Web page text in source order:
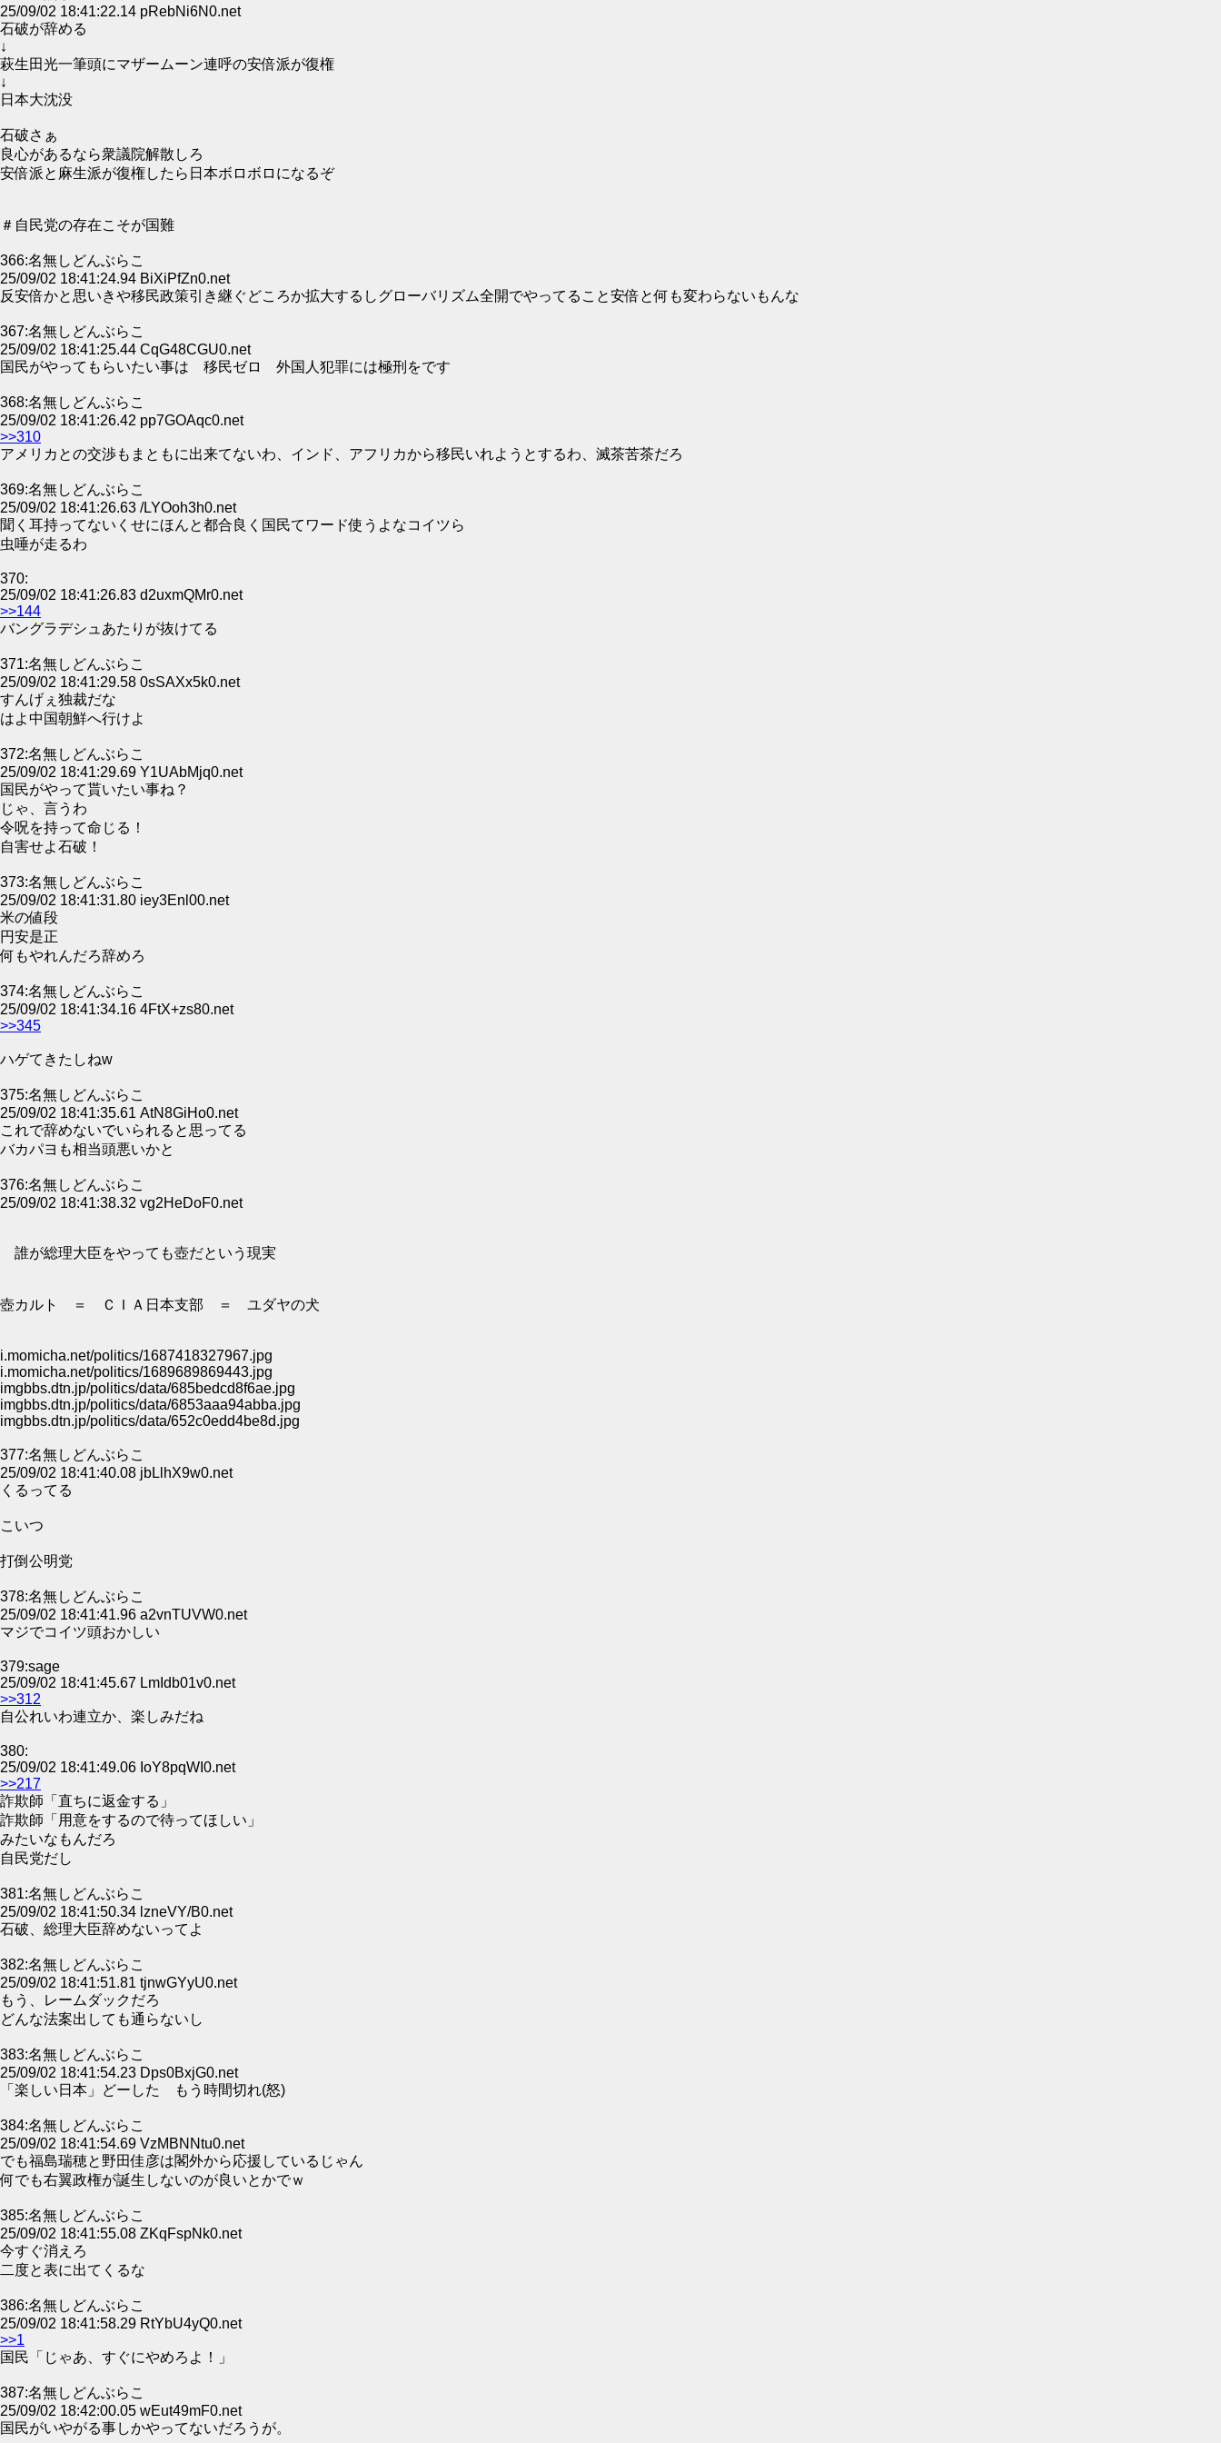
25/09/02 18:41:22.14 pRebNi6N0.net
石破が辞める
↓
萩生田光一筆頭にマザームーン連呼の安倍派が復権
↓
日本大沈没
石破さぁ
良心があるなら衆議院解散しろ
安倍派と麻生派が復権したら日本ボロボロになるぞ
＃自民党の存在こそが国難
366:名無しどんぶらこ
25/09/02 18:41:24.94 BiXiPfZn0.net
反安倍かと思いきや移民政策引き継ぐどころか拡大するしグローバリズム全開でやってること安倍と何も変わらないもんな
367:名無しどんぶらこ
25/09/02 18:41:25.44 CqG48CGU0.net
国民がやってもらいたい事は 移民ゼロ 外国人犯罪には極刑をです
368:名無しどんぶらこ
25/09/02 18:41:26.42 pp7GOAqc0.net
>>310
アメリカとの交渉もまともに出来てないわ、インド、アフリカから移民いれようとするわ、滅茶苦茶だろ
369:名無しどんぶらこ
25/09/02 18:41:26.63 /LYOoh3h0.net
聞く耳持ってないくせにほんと都合良く国民てワード使うよなコイツら
虫唾が走るわ
370:
25/09/02 18:41:26.83 d2uxmQMr0.net
>>144
バングラデシュあたりが抜けてる
371:名無しどんぶらこ
25/09/02 18:41:29.58 0sSAXx5k0.net
すんげぇ独裁だな
はよ中国朝鮮へ行けよ
372:名無しどんぶらこ
25/09/02 18:41:29.69 Y1UAbMjq0.net
国民がやって貰いたい事ね？
じゃ、言うわ
令呪を持って命じる！
自害せよ石破！
373:名無しどんぶらこ
25/09/02 18:41:31.80 iey3Enl00.net
米の値段
円安是正
何もやれんだろ辞めろ
374:名無しどんぶらこ
25/09/02 18:41:34.16 4FtX+zs80.net
>>345
ハゲてきたしねw
375:名無しどんぶらこ
25/09/02 18:41:35.61 AtN8GiHo0.net
これで辞めないでいられると思ってる
バカパヨも相当頭悪いかと
376:名無しどんぶらこ
25/09/02 18:41:38.32 vg2HeDoF0.net
誰が総理大臣をやっても壺だという現実
壺カルト ＝ ＣＩＡ日本支部 ＝ ユダヤの犬
i.momicha.net/politics/1687418327967.jpg
i.momicha.net/politics/1689689869443.jpg
imgbbs.dtn.jp/politics/data/685bedcd8f6ae.jpg
imgbbs.dtn.jp/politics/data/6853aaa94abba.jpg
imgbbs.dtn.jp/politics/data/652c0edd4be8d.jpg
377:名無しどんぶらこ
25/09/02 18:41:40.08 jbLlhX9w0.net
くるってる
こいつ
打倒公明党
378:名無しどんぶらこ
25/09/02 18:41:41.96 a2vnTUVW0.net
マジでコイツ頭おかしい
379:sage
25/09/02 18:41:45.67 LmIdb01v0.net
>>312
自公れいわ連立か、楽しみだね
380:
25/09/02 18:41:49.06 IoY8pqWI0.net
>>217
詐欺師「直ちに返金する」
詐欺師「用意をするので待ってほしい」
みたいなもんだろ
自民党だし
381:名無しどんぶらこ
25/09/02 18:41:50.34 lzneVY/B0.net
石破、総理大臣辞めないってよ
382:名無しどんぶらこ
25/09/02 18:41:51.81 tjnwGYyU0.net
もう、レームダックだろ
どんな法案出しても通らないし
383:名無しどんぶらこ
25/09/02 18:41:54.23 Dps0BxjG0.net
「楽しい日本」どーした もう時間切れ(怒)
384:名無しどんぶらこ
25/09/02 18:41:54.69 VzMBNNtu0.net
でも福島瑞穂と野田佳彦は閣外から応援しているじゃん
何でも右翼政権が誕生しないのが良いとかでｗ
385:名無しどんぶらこ
25/09/02 18:41:55.08 ZKqFspNk0.net
今すぐ消えろ
二度と表に出てくるな
386:名無しどんぶらこ
25/09/02 18:41:58.29 RtYbU4yQ0.net
>>1
国民「じゃあ、すぐにやめろよ！」
387:名無しどんぶらこ
25/09/02 18:42:00.05 wEut49mF0.net
国民がいやがる事しかやってないだろうが。